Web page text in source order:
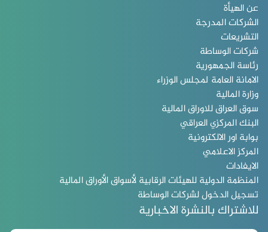
عن الهيأة
الشركات المدرجة
التشريعات
شركات الوساطة
رئاسة الجمهورية
الامانة العامة لمجلس الوزراء
وزارة المالية
سوق العراق للاوراق المالية
البنك المركزي العراقي
بوابة اور الالكترونية
المركز الاعلامي
الايفادات
المنظمة الدولية للهيئات الرقابية لأسواق الأوراق المالية
تسجيل الدخول لشركات الوساطة
للاشتراك بالنشرة الاخبارية